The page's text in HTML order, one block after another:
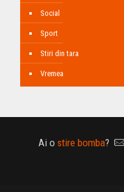
Social
Sport
Stiri din tara
Vremea
Ai o stire bomba?